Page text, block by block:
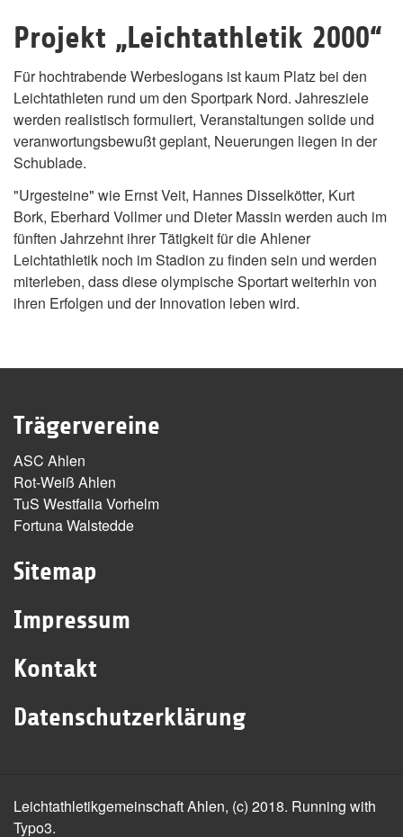
Projekt „Leichtathletik 2000“
Für hochtrabende Werbeslogans ist kaum Platz bei den
Leichtathleten rund um den Sportpark Nord. Jahresziele
werden realistisch formuliert, Veranstaltungen solide und
veranwortungsbewußt geplant, Neuerungen liegen in der
Schublade.
"Urgesteine" wie Ernst Veit, Hannes Disselkötter, Kurt
Bork, Eberhard Vollmer und Dieter Massin werden auch im
fünften Jahrzehnt ihrer Tätigkeit für die Ahlener
Leichtathletik noch im Stadion zu finden sein und werden
miterleben, dass diese olympische Sportart weiterhin von
ihren Erfolgen und der Innovation leben wird.
Trägervereine
ASC Ahlen
Rot-Weiß Ahlen
TuS Westfalia Vorhelm
Fortuna Walstedde
Sitemap
Impressum
Kontakt
Datenschutzerklärung
Leichtathletikgemeinschaft Ahlen, (c) 2018. Running with
Typo3.